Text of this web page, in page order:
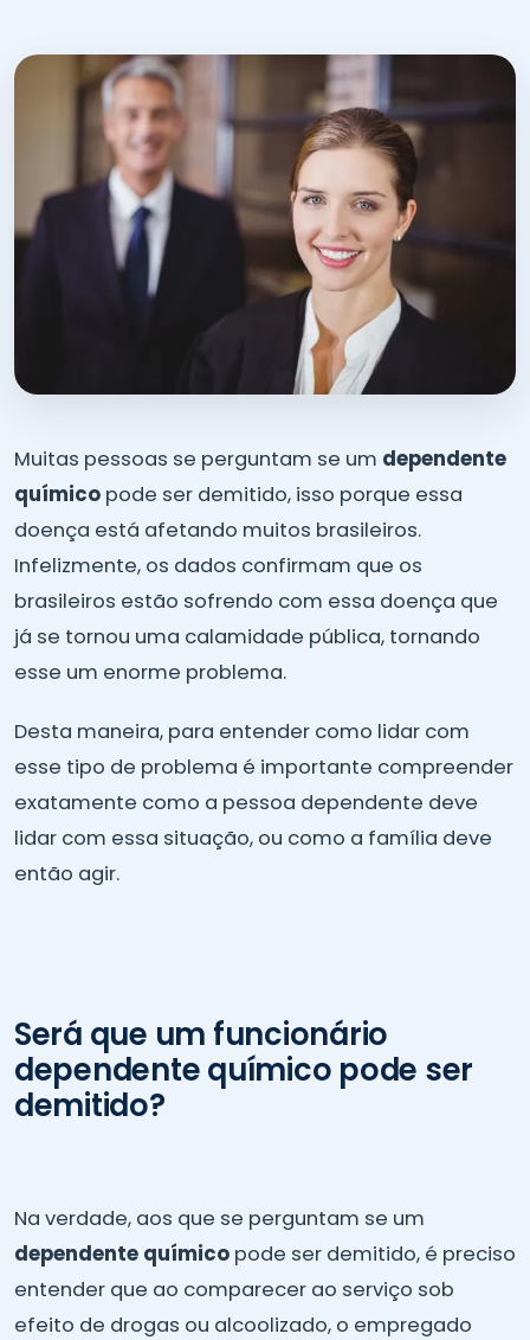
Muitas pessoas se perguntam se um dependente
químico pode ser demitido, isso porque essa
doença está afetando muitos brasileiros.
Infelizmente, os dados confirmam que os
brasileiros estão sofrendo com essa doença que
já se tornou uma calamidade pública, tornando
esse um enorme problema.
Desta maneira, para entender como lidar com
esse tipo de problema é importante compreender
exatamente como a pessoa dependente deve
lidar com essa situação, ou como a família deve
então agir.
Será que um funcionário
dependente químico pode ser
demitido?
Na verdade, aos que se perguntam se um
dependente químico pode ser demitido, é preciso
entender que ao comparecer ao serviço sob
efeito de drogas ou alcoolizado, o empregado